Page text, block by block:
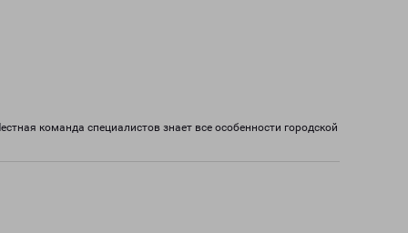
команда специалистов знает все особенности городской